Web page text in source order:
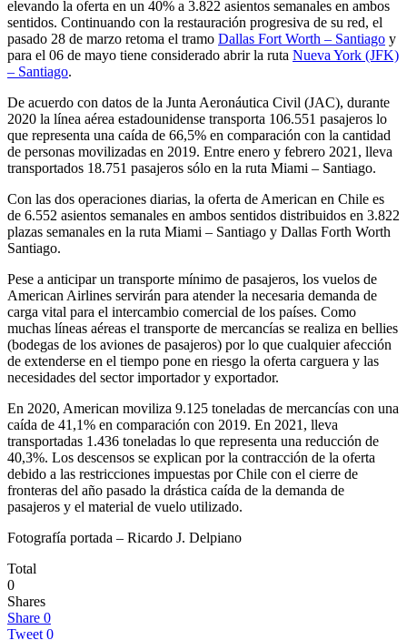
elevando la oferta en un 40% a 3.822 asientos semanales en ambos
sentidos. Continuando con la restauración progresiva de su red, el
pasado 28 de marzo retoma el tramo Dallas Fort Worth – Santiago y
para el 06 de mayo tiene considerado abrir la ruta Nueva York (JFK)
– Santiago.
De acuerdo con datos de la Junta Aeronáutica Civil (JAC), durante
2020 la línea aérea estadounidense transporta 106.551 pasajeros lo
que representa una caída de 66,5% en comparación con la cantidad
de personas movilizadas en 2019. Entre enero y febrero 2021, lleva
transportados 18.751 pasajeros sólo en la ruta Miami – Santiago.
Con las dos operaciones diarias, la oferta de American en Chile es
de 6.552 asientos semanales en ambos sentidos distribuidos en 3.822
plazas semanales en la ruta Miami – Santiago y Dallas Forth Worth
Santiago.
Pese a anticipar un transporte mínimo de pasajeros, los vuelos de
American Airlines servirán para atender la necesaria demanda de
carga vital para el intercambio comercial de los países. Como
muchas líneas aéreas el transporte de mercancías se realiza en bellies
(bodegas de los aviones de pasajeros) por lo que cualquier afección
de extenderse en el tiempo pone en riesgo la oferta carguera y las
necesidades del sector importador y exportador.
En 2020, American moviliza 9.125 toneladas de mercancías con una
caída de 41,1% en comparación con 2019. En 2021, lleva
transportadas 1.436 toneladas lo que representa una reducción de
40,3%. Los descensos se explican por la contracción de la oferta
debido a las restricciones impuestas por Chile con el cierre de
fronteras del año pasado la drástica caída de la demanda de
pasajeros y el material de vuelo utilizado.
Fotografía portada – Ricardo J. Delpiano
Total
0
Shares
Share 0
Tweet 0